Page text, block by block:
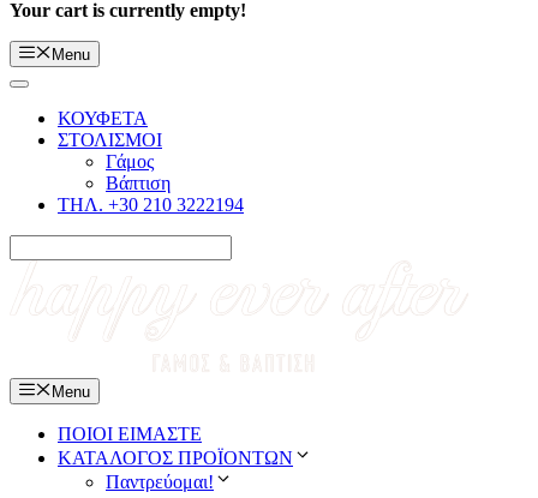
Your cart is currently empty!
Menu
ΚΟΥΦΕΤΑ
ΣΤΟΛΙΣΜΟΙ
Γάμος
Βάπτιση
ΤΗΛ. +30 210 3222194
Menu
ΠΟΙΟΙ ΕΙΜΑΣΤΕ
ΚΑΤΑΛΟΓΟΣ ΠΡΟΪΟΝΤΩΝ
Παντρεύομαι!